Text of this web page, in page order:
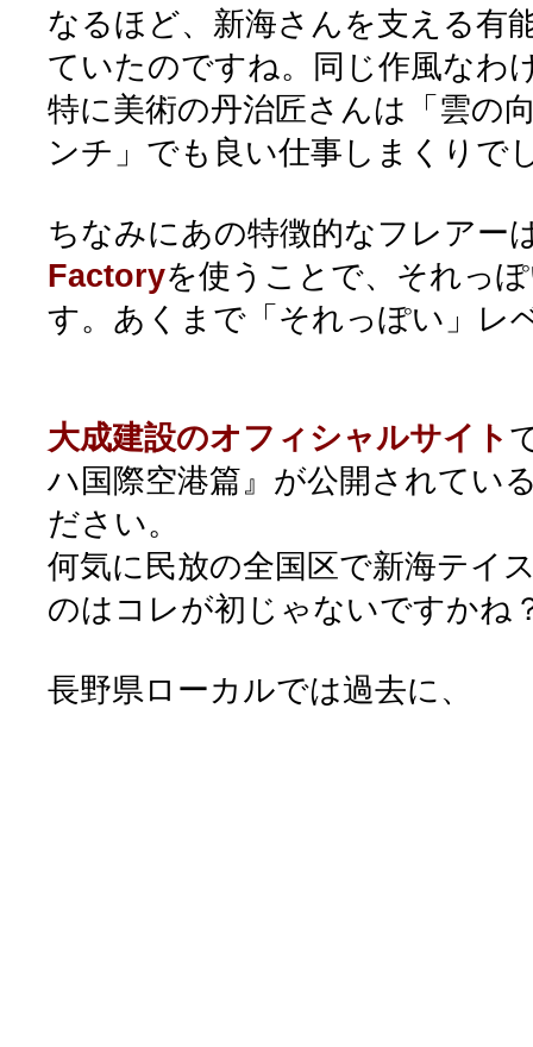
なるほど、新海さんを支える有
ていたのですね。同じ作風なわ
特に美術の丹治匠さんは「雲の
ンチ」でも良い仕事しまくりで
ちなみにあの特徴的なフレアー
Factoryを使うことで、それっ
す。あくまで「それっぽい」レ
大成建設のオフィシャルサイト
ハ国際空港篇』が公開されてい
ださい。
何気に民放の全国区で新海テイ
のはコレが初じゃないですかね
長野県ローカルでは過去に、